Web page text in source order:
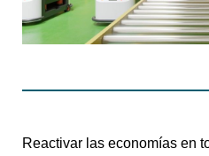
Reactivar las economías en